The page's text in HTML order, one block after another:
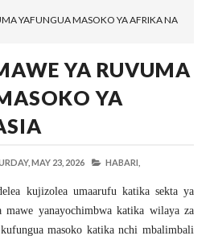
YAFUNGUA MASOKO YA AFRIKA NA
YA RUVUMA
YA
MAY 23, 2026 HABARI,
kujizolea umaarufu katika sekta ya
mawe yanayochimbwa katika wilaya za
masoko katika nchi mbalimbali